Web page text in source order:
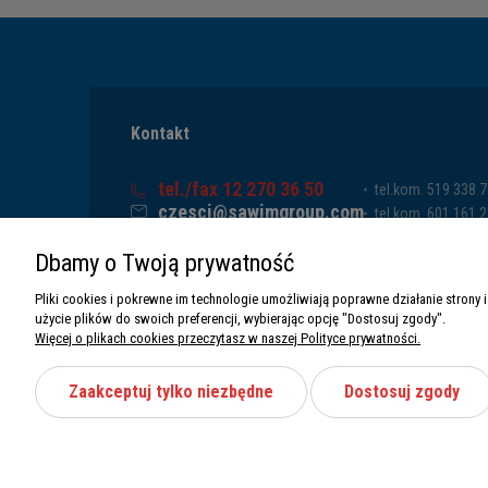
Kontakt
tel./fax 12 270 36 50
czesci@sawimgroup.com
32-080 Zabierzów
NIP: 5130284470
REGON: 5246591010
tel.kom. 519 338
tel.kom. 601 161
Dbamy o Twoją prywatność
Pliki cookies i pokrewne im technologie umożliwiają poprawne działanie
użycie plików do swoich preferencji, wybierając opcję "Dostosuj zgody".
Więcej o plikach cookies przeczytasz w naszej Polityce prywatności.
Zaakceptuj tylko niezbędne Dostosuj zgody